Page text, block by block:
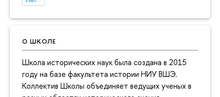
О ШКОЛЕ
Школа исторических наук была создана в 2015
году на базе факультета истории НИУ ВШЭ.
Коллектив Школы объединяет ведущих ученых в